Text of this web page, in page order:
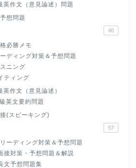
英作文（意見論述）問題
想問題
40
必勝メモ
ディング対策＆予想問題
ニング
ティング
英作文（意見論述）
英文要約問題
(スピーキング)
57
ーディング対策＆予想問題
接対策・予想問題＆解説
文予想問題集